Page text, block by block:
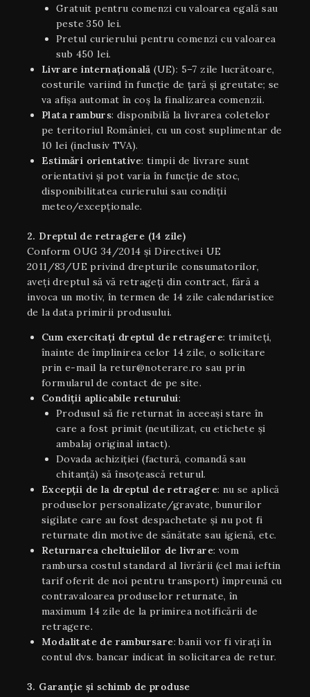
Gratuit pentru comenzi cu valoarea egală sau
peste 350 lei.
Pretul curierului pentru comenzi cu valoarea
sub 450 lei.
Livrare internaţională (UE): 5–7 zile lucrătoare,
costurile variind în funcție de țară și greutate; se
va afișa automat în coș la finalizarea comenzii.
Plata ramburs: disponibilă la livrarea coletelor
pe teritoriul României, cu un cost suplimentar de
10 lei (inclusiv TVA).
Estimări orientative: timpii de livrare sunt
orientativi şi pot varia în funcție de stoc,
disponibilitatea curierului sau condiții
meteo/excepționale.
2. Dreptul de retragere (14 zile)
Conform OUG 34/2014 și Directivei UE
2011/83/UE privind drepturile consumatorilor,
aveți dreptul să vă retrageți din contract, fără a
invoca un motiv, în termen de 14 zile calendaristice
de la data primirii produsului.
Cum exercitați dreptul de retragere: trimiteți,
înainte de împlinirea celor 14 zile, o solicitare
prin e-mail la retur@noterare.ro sau prin
formularul de contact de pe site.
Condiţii aplicabile returului:
Produsul să fie returnat în aceeaşi stare în
care a fost primit (neutilizat, cu etichete și
ambalaj original intact).
Dovada achiziției (factură, comandă sau
chitanță) să însoțească returul.
Excepții de la dreptul de retragere: nu se aplică
produselor personalizate/gravate, bunurilor
sigilate care au fost despachetate și nu pot fi
returnate din motive de sănătate sau igienă, etc.
Returnarea cheltuielilor de livrare: vom
rambursa costul standard al livrării (cel mai ieftin
tarif oferit de noi pentru transport) împreună cu
contravaloarea produselor returnate, în
maximum 14 zile de la primirea notificării de
retragere.
Modalitate de rambursare: banii vor fi virați în
contul dvs. bancar indicat în solicitarea de retur.
3. Garanție și schimb de produse